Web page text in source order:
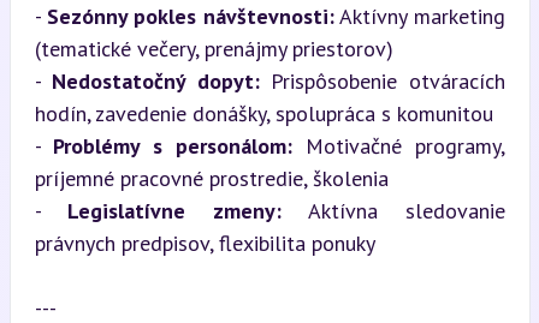
- Sezónny pokles návštevnosti: Aktívny marketing
(tematické večery, prenájmy priestorov)
- Nedostatočný dopyt: Prispôsobenie otváracích
hodín, zavedenie donášky, spolupráca s komunitou
- Problémy s personálom: Motivačné programy,
príjemné pracovné prostredie, školenia
- Legislatívne zmeny: Aktívna sledovanie
právnych predpisov, flexibilita ponuky
---